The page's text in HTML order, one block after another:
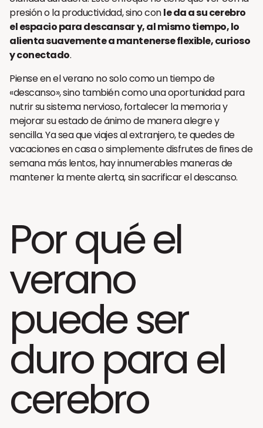
presión o la productividad, sino conle da a su cerebro
el espacio para descansar y, al mismo tiempo, lo
alienta suavemente a mantenerse flexible, curioso
y conectado.
Piense en el verano no solo como un tiempo de
«descanso», sino también como una oportunidad para
nutrir su sistema nervioso, fortalecer la memoria y
mejorar su estado de ánimo de manera alegre y
sencilla. Ya sea que viajes al extranjero, te quedes de
vacaciones en casa o simplemente disfrutes de fines de
semana más lentos, hay innumerables maneras de
mantener la mente alerta, sin sacrificar el descanso.
Por qué el
verano
puede ser
duro para el
cerebro